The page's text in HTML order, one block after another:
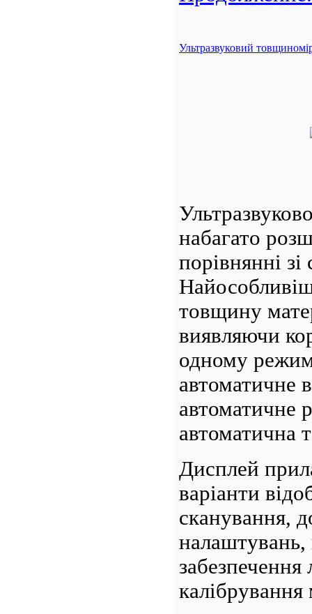
Ультразвуковий
набагато
порівнянні
товщину
виявляючи
одному
автоматичне
автоматичне
автоматична
Дисплей
варіанти
сканування,
налаштувань,
забезпечення
калібрування